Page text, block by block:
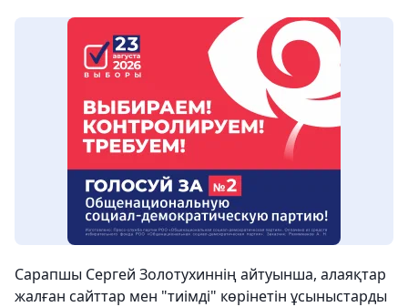
Сарапшы Сергей Золотухиннің айтуынша, алаяқтар
жалған сайттар мен "тиімді" көрінетін ұсыныстарды